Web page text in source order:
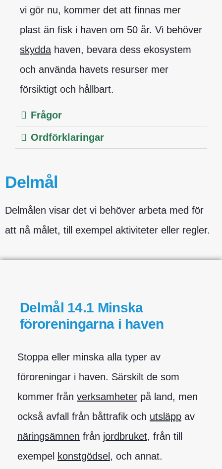
vi gör nu, kommer det att finnas mer
plast än fisk i haven om 50 år. Vi behöver
skydda haven, bevara dess ekosystem
och använda havets resurser mer
försiktigt och hållbart.
Frågor
Ordförklaringar
Delmål
Delmålen visar det vi behöver arbeta med för
att nå målet, till exempel aktiviteter eller regler.
Delmål 14.1 Minska
föroreningarna i haven
Stoppa eller minska alla typer av
föroreningar i haven. Särskilt de som
kommer från verksamheter på land, men
också avfall från båttrafik och utsläpp av
näringsämnen från jordbruket, från till
exempel konstgödsel, och annat.